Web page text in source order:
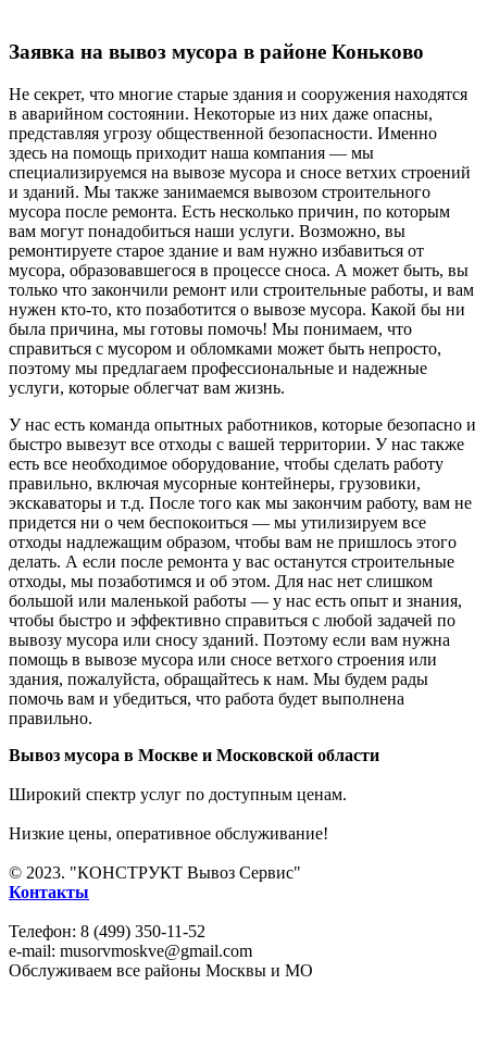
Заявка на вывоз мусора в районе Коньково
Не секрет, что многие старые здания и сооружения находятся
в аварийном состоянии. Некоторые из них даже опасны,
представляя угрозу общественной безопасности. Именно
здесь на помощь приходит наша компания — мы
специализируемся на вывозе мусора и сносе ветхих строений
и зданий. Мы также занимаемся вывозом строительного
мусора после ремонта. Есть несколько причин, по которым
вам могут понадобиться наши услуги. Возможно, вы
ремонтируете старое здание и вам нужно избавиться от
мусора, образовавшегося в процессе сноса. А может быть, вы
только что закончили ремонт или строительные работы, и вам
нужен кто-то, кто позаботится о вывозе мусора. Какой бы ни
была причина, мы готовы помочь! Мы понимаем, что
справиться с мусором и обломками может быть непросто,
поэтому мы предлагаем профессиональные и надежные
услуги, которые облегчат вам жизнь.
У нас есть команда опытных работников, которые безопасно и
быстро вывезут все отходы с вашей территории. У нас также
есть все необходимое оборудование, чтобы сделать работу
правильно, включая мусорные контейнеры, грузовики,
экскаваторы и т.д. После того как мы закончим работу, вам не
придется ни о чем беспокоиться — мы утилизируем все
отходы надлежащим образом, чтобы вам не пришлось этого
делать. А если после ремонта у вас останутся строительные
отходы, мы позаботимся и об этом. Для нас нет слишком
большой или маленькой работы — у нас есть опыт и знания,
чтобы быстро и эффективно справиться с любой задачей по
вывозу мусора или сносу зданий. Поэтому если вам нужна
помощь в вывозе мусора или сносе ветхого строения или
здания, пожалуйста, обращайтесь к нам. Мы будем рады
помочь вам и убедиться, что работа будет выполнена
правильно.
Вывоз мусора в Москве и Московской области
Широкий спектр услуг по доступным ценам.
Низкие цены, оперативное обслуживание!
© 2023. "КОНСТРУКТ Вывоз Сервис"
Контакты
Телефон: 8 (499) 350-11-52
e-mail: musorvmoskve@gmail.com
Обслуживаем все районы Москвы и МО